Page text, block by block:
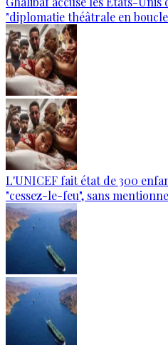
"diplomatie théâtrale en
L'UNICEF fait état de 300
"cessez-le-feu", sans